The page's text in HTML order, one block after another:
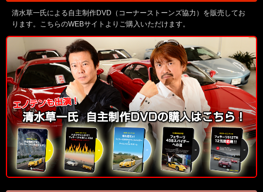
清水草一氏による自主制作DVD（コーナーストーンズ協力）を販売してお
ります。こちらのWEBサイトよりご購入いただけます。